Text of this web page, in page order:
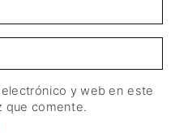
y web en este
que comente.